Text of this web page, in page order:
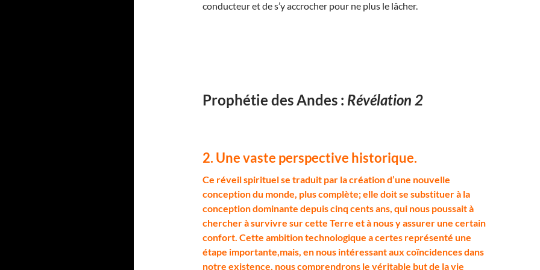
conducteur et de s’y accrocher pour ne plus le lâcher.
Prophétie des Andes : Révélation 2
2. Une vaste perspective historique.
Ce réveil spirituel se traduit par la création d’une nouvelle
conception du monde, plus complète; elle doit se substituer à la
conception dominante depuis cinq cents ans, qui nous poussait à
chercher à survivre sur cette Terre et à nous y assurer une certain
confort. Cette ambition technologique a certes représenté une
étape importante,mais, en nous intéressant aux coïncidences dans
notre existence, nous comprendrons le véritable but de la vie